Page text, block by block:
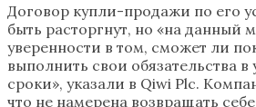
Договор купли-продажи по его
быть расторгнут, но «на данный
уверенности в том, сможет ли
выполнить свои обязательства в
сроки», указали в Qiwi Plc.
что не намерена возвращать